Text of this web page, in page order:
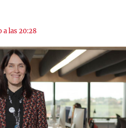
a las 20:28